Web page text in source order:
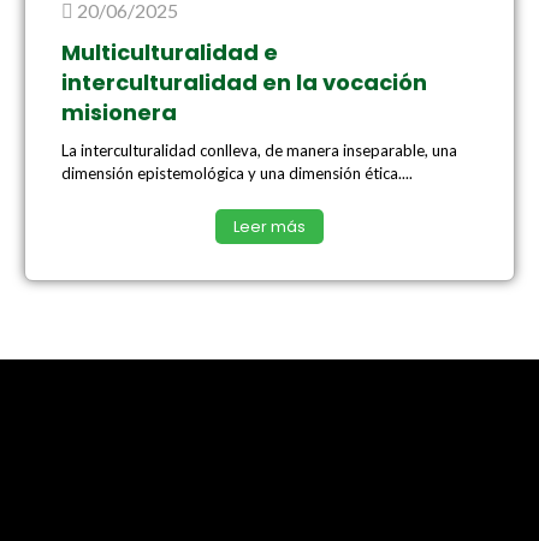
20/06/2025
Multiculturalidad e
interculturalidad en la vocación
misionera
La interculturalidad conlleva, de manera inseparable, una
dimensión epistemológica y una dimensión ética....
Leer más